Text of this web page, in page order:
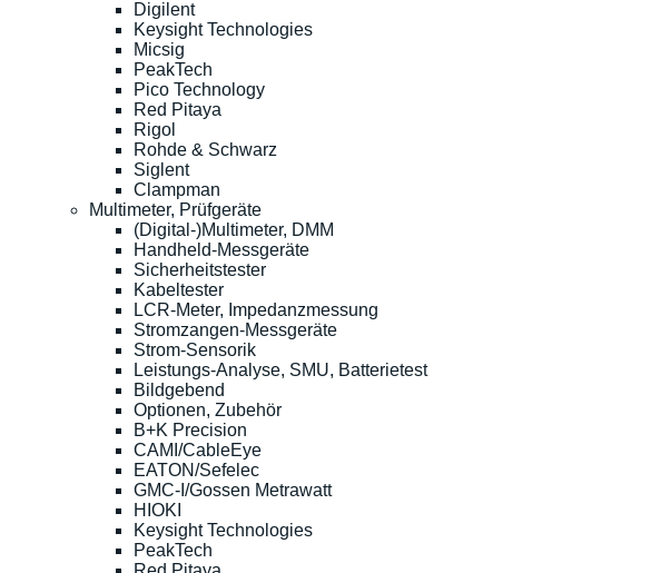
Digilent
Keysight Technologies
Micsig
PeakTech
Pico Technology
Red Pitaya
Rigol
Rohde & Schwarz
Siglent
Clampman
Multimeter, Prüfgeräte
(Digital-)Multimeter, DMM
Handheld-Messgeräte
Sicherheitstester
Kabeltester
LCR-Meter, Impedanzmessung
Stromzangen-Messgeräte
Strom-Sensorik
Leistungs-Analyse, SMU, Batterietest
Bildgebend
Optionen, Zubehör
B+K Precision
CAMI/CableEye
EATON/Sefelec
GMC-I/Gossen Metrawatt
HIOKI
Keysight Technologies
PeakTech